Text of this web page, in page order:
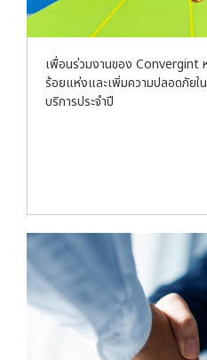
เพื่อนร่วมงานของ
ร้อยแห่งและเพิ่มความปลอดภัยใ
บริการประจำปี